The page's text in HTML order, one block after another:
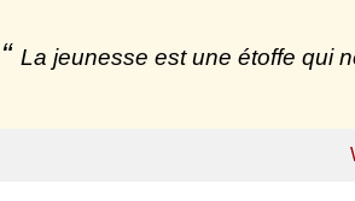
La jeunesse est une étoffe qui